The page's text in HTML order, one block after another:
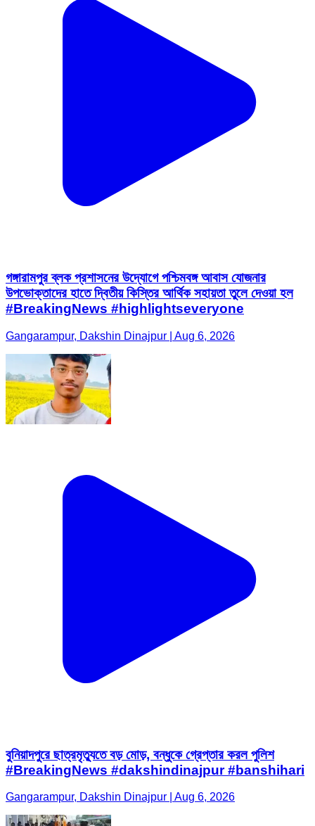
গঙ্গারামপুর ব্লক প্রশাসনের উদ্যোগে পশ্চিমবঙ্গ আবাস যোজনার
উপভোক্তাদের হাতে দ্বিতীয় কিস্তির আর্থিক সহায়তা তুলে দেওয়া হল
#BreakingNews #highlightseveryone
Gangarampur, Dakshin Dinajpur | Aug 6, 2026
বুনিয়াদপুরে ছাত্রমৃত্যুতে বড় মোড়, বন্ধুকে গ্রেপ্তার করল পুলিশ
#BreakingNews #dakshindinajpur #banshihari
Gangarampur, Dakshin Dinajpur | Aug 6, 2026